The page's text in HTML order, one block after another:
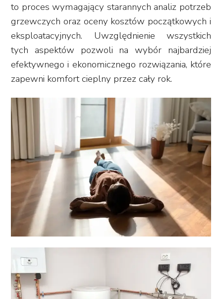
to proces wymagający starannych analiz potrzeb
grzewczych oraz oceny kosztów początkowych i
eksploatacyjnych. Uwzględnienie wszystkich
tych aspektów pozwoli na wybór najbardziej
efektywnego i ekonomicznego rozwiązania, które
zapewni komfort cieplny przez cały rok.